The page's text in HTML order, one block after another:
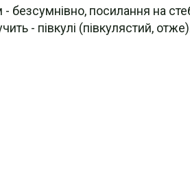
посилання на
- півкулі (півкулястий,